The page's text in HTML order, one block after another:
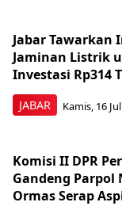
JABAR
Jabar Tawarkan
Jaminan Listrik
Investasi Rp314
Kamis, 16
Komisi II DPR
Gandeng Parpol
Ormas Serap